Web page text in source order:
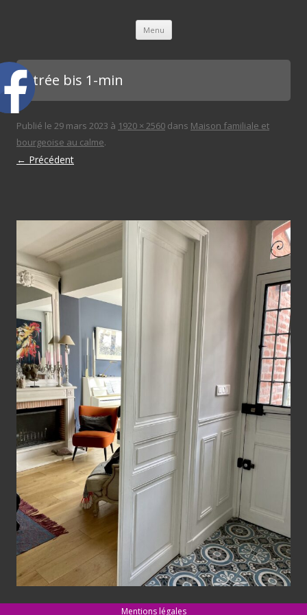
Menu Aller au contenu principal
entrée bis 1-min
Publié le 29 mars 2023 à 1920 × 2560 dans Maison familiale et
bourgeoise au calme.
← Précédent
Mentions légales